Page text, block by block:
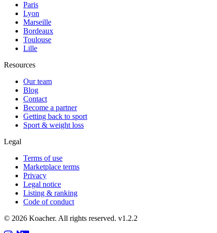
Paris
Lyon
Marseille
Bordeaux
Toulouse
Lille
Resources
Our team
Blog
Contact
Become a partner
Getting back to sport
Sport & weight loss
Legal
Terms of use
Marketplace terms
Privacy
Legal notice
Listing & ranking
Code of conduct
© 2026 Koacher. All rights reserved. v1.2.2